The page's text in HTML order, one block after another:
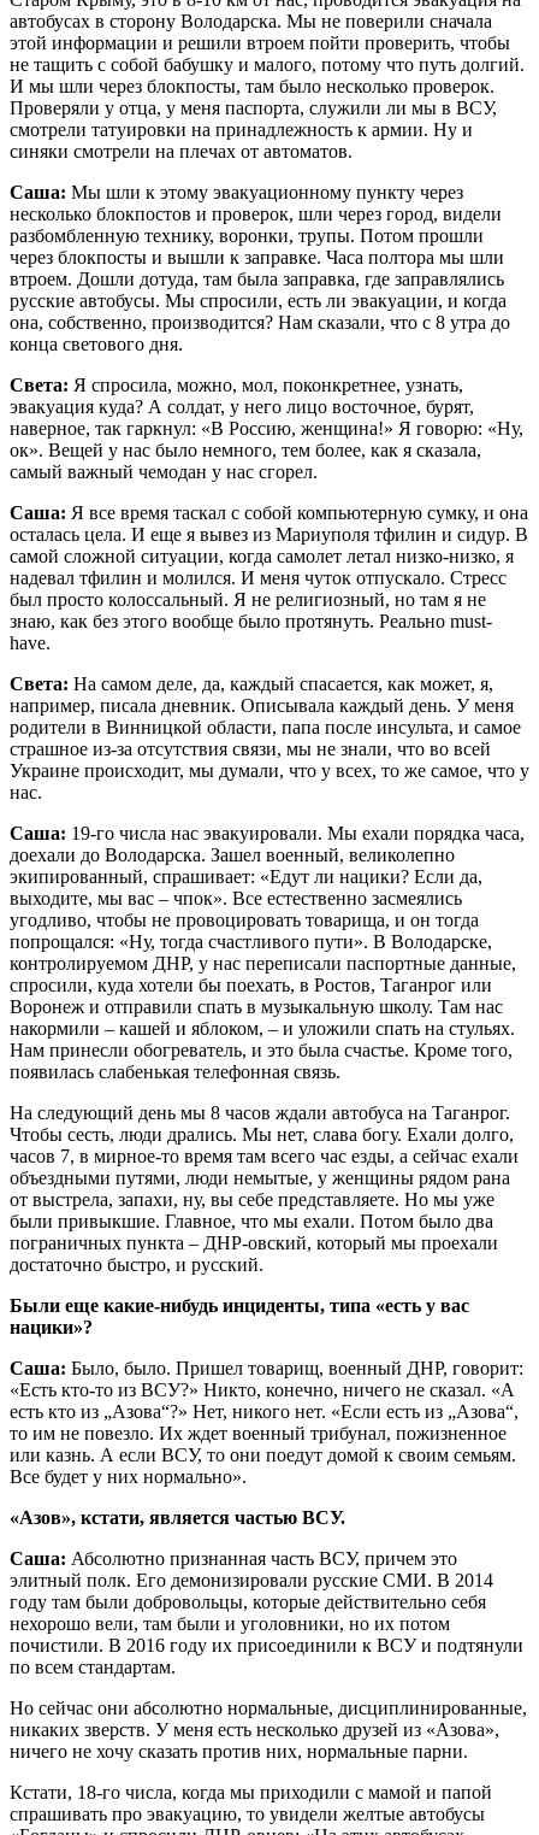
автобусах в сторону Володарска. Мы не поверили сначала
этой информации и решили втроем пойти проверить, чтобы
не тащить с собой бабушку и малого, потому что путь долгий.
И мы шли через блокпосты, там было несколько проверок.
Проверяли у отца, у меня паспорта, служили ли мы в ВСУ,
смотрели татуировки на принадлежность к армии. Ну и
синяки смотрели на плечах от автоматов.
Саша: Мы шли к этому эвакуационному пункту через
несколько блокпостов и проверок, шли через город, видели
разбомбленную технику, воронки, трупы. Потом прошли
через блокпосты и вышли к заправке. Часа полтора мы шли
втроем. Дошли дотуда, там была заправка, где заправлялись
русские автобусы. Мы спросили, есть ли эвакуации, и когда
она, собственно, производится? Нам сказали, что с 8 утра до
конца светового дня.
Света: Я спросила, можно, мол, поконкретнее, узнать,
эвакуация куда? А солдат, у него лицо восточное, бурят,
наверное, так гаркнул: «В Россию, женщина!» Я говорю: «Ну,
ок». Вещей у нас было немного, тем более, как я сказала,
самый важный чемодан у нас сгорел.
Саша: Я все время таскал с собой компьютерную сумку, и она
осталась цела. И еще я вывез из Мариуполя тфилин и сидур. В
самой сложной ситуации, когда самолет летал низко-низко, я
надевал тфилин и молился. И меня чуток отпускало. Стресс
был просто колоссальный. Я не религиозный, но там я не
знаю, как без этого вообще было протянуть. Реально must-
have.
Света: На самом деле, да, каждый спасается, как может, я,
например, писала дневник. Описывала каждый день. У меня
родители в Винницкой области, папа после инсульта, и самое
страшное из-за отсутствия связи, мы не знали, что во всей
Украине происходит, мы думали, что у всех, то же самое, что у
нас.
Саша: 19-го числа нас эвакуировали. Мы ехали порядка часа,
доехали до Володарска. Зашел военный, великолепно
экипированный, спрашивает: «Едут ли нацики? Если да,
выходите, мы вас – чпок». Все естественно засмеялись
угодливо, чтобы не провоцировать товарища, и он тогда
попрощался: «Ну, тогда счастливого пути». В Володарске,
контролируемом ДНР, у нас переписали паспортные данные,
спросили, куда хотели бы поехать, в Ростов, Таганрог или
Воронеж и отправили спать в музыкальную школу. Там нас
накормили – кашей и яблоком, – и уложили спать на стульях.
Нам принесли обогреватель, и это была счастье. Кроме того,
появилась слабенькая телефонная связь.
На следующий день мы 8 часов ждали автобуса на Таганрог.
Чтобы сесть, люди дрались. Мы нет, слава богу. Ехали долго,
часов 7, в мирное-то время там всего час езды, а сейчас ехали
объездными путями, люди немытые, у женщины рядом рана
от выстрела, запахи, ну, вы себе представляете. Но мы уже
были привыкшие. Главное, что мы ехали. Потом было два
пограничных пункта – ДНР-овский, который мы проехали
достаточно быстро, и русский.
Были еще какие-нибудь инциденты, типа «есть у вас
нацики»?
Саша: Было, было. Пришел товарищ, военный ДНР, говорит:
«Есть кто-то из ВСУ?» Никто, конечно, ничего не сказал. «А
есть кто из „Азова“?» Нет, никого нет. «Если есть из „Азова“,
то им не повезло. Их ждет военный трибунал, пожизненное
или казнь. А если ВСУ, то они поедут домой к своим семьям.
Все будет у них нормально».
«Азов», кстати, является частью ВСУ.
Саша: Абсолютно признанная часть ВСУ, причем это
элитный полк. Его демонизировали русские СМИ. В 2014
году там были добровольцы, которые действительно себя
нехорошо вели, там были и уголовники, но их потом
почистили. В 2016 году их присоединили к ВСУ и подтянули
по всем стандартам.
Но сейчас они абсолютно нормальные, дисциплинированные,
никаких зверств. У меня есть несколько друзей из «Азова»,
ничего не хочу сказать против них, нормальные парни.
Кстати, 18-го числа, когда мы приходили с мамой и папой
спрашивать про эвакуацию, то увидели желтые автобусы